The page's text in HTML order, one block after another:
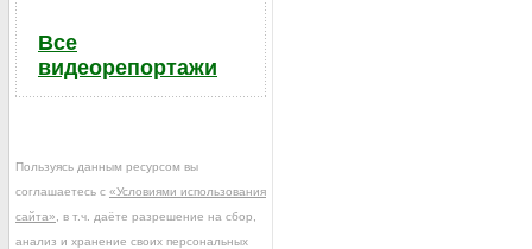
Все
видеорепортажи
Пользуясь данным ресурсом вы
соглашаетесь с «Условиями использования
сайта» , в т.ч. даёте разрешение на сбор,
анализ и хранение своих персональных